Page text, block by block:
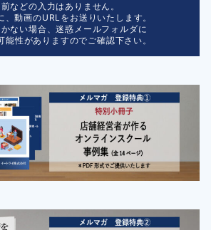
などの入力はありません。
、動画のURLをお送りいたします。
ない場合、迷惑メールフォルダに
能性がありますのでご確認下さい。